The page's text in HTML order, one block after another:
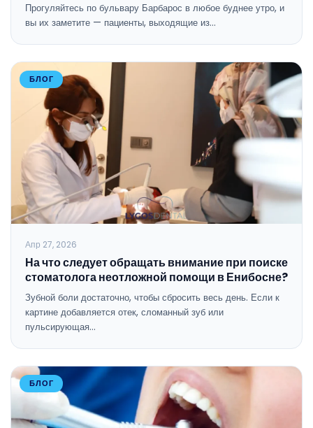
Прогуляйтесь по бульвару Барбарос в любое буднее утро, и
вы их заметите — пациенты, выходящие из…
БЛОГ
Апр 27, 2026
На что следует обращать внимание при поиске
стоматолога неотложной помощи в Енибосне?
Зубной боли достаточно, чтобы сбросить весь день. Если к
картине добавляется отек, сломанный зуб или
пульсирующая…
БЛОГ